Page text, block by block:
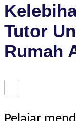
Tutor
Rumah